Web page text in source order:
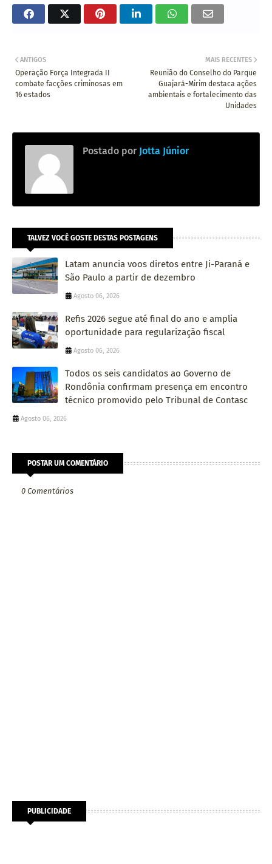
MAIS RECENTES
Reunião do Conselho do Parque
Guajará-Mirim destaca ações
ambientais e fortalecimento das
Unidades
ANTIGOS
Operação Força Integrada II
combate facções criminosas em
16 estados
Postado por Jotta Júnior
TALVEZ VOCÊ GOSTE DESTAS POSTAGENS
Latam anuncia voos diretos entre Ji-Paraná e
São Paulo a partir de dezembro
Agosto 06, 2026
Refis 2026 segue até final do ano e amplia
oportunidade para regularização fiscal
Agosto 06, 2026
Todos os seis candidatos ao Governo de
Rondônia confirmam presença em encontro
técnico promovido pelo Tribunal de Contasc
Agosto 06, 2026
POSTAR UM COMENTÁRIO
0 Comentários
PUBLICIDADE